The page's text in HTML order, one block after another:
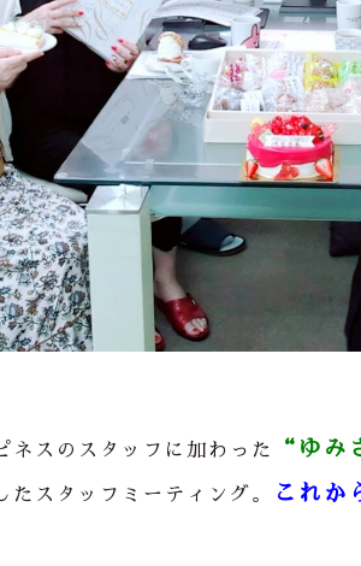
ネスのスタッフに加わった “ゆみ
たスタッフミーティング。 これか